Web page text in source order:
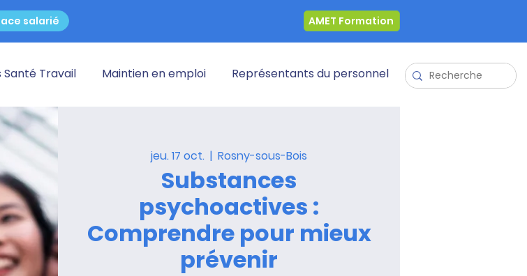
salarié AMET Formation
Santé Travail Maintien en emploi Représentants du personnel
jeu. 17 oct.
  |
Rosny-sous-Bois
Substances
psychoactives :
Comprendre pour mieux
prévenir